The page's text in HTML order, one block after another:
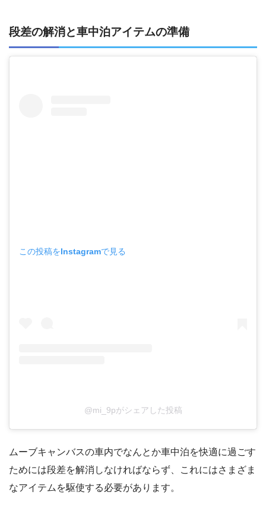
段差の解消と車中泊アイテムの準備
この投稿をInstagramで見る
@mi_9pがシェアした投稿
ムーブキャンバスの車内でなんとか車中泊を快適に過ごす
ためには段差を解消しなければならず、これにはさまざま
なアイテムを駆使する必要があります。